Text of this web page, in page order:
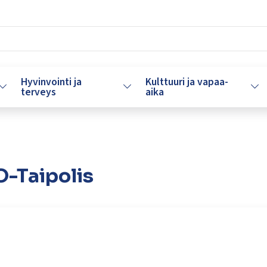
alasvetovalikkoa
Hyvinvointi ja
terveys Vaihda alasvetovalikkoa
Kulttuuri ja vapaa-
aika
Taipolis